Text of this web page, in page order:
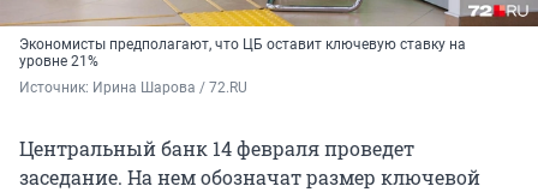
Экономисты предполагают, что ЦБ оставит ключевую ставку на
уровне 21%
Источник: Ирина Шарова / 72.RU
Центральный банк 14 февраля проведет
заседание. На нем обозначат размер ключевой